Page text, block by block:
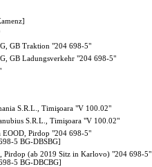
GB Traktion "204 698-5"
GB Ladungsverkehr "204 698-5"
S.R.L., Timişoara "V 100.02"
S.R.L., Timişoara "V 100.02"
EOOD, Pirdop "204 698-5"
5 BG-DBSBG]
Pirdop (ab 2019 Sitz in Karlovo) "204 698-5"
5 BG-DBCBG]